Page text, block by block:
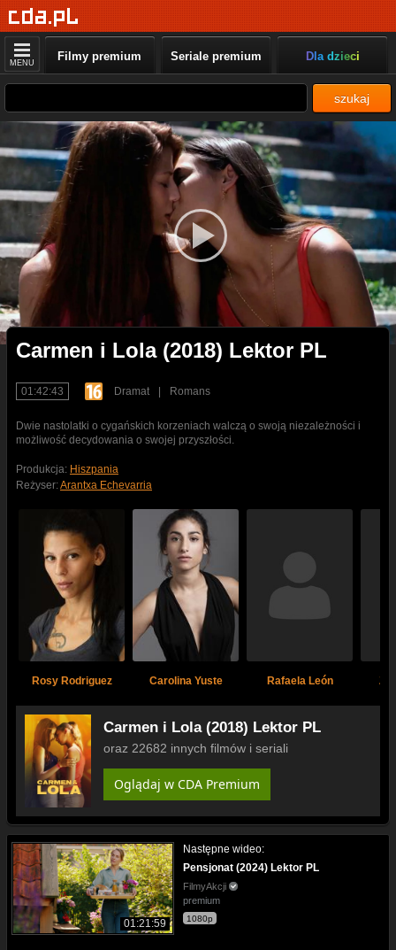
MENU Filmy premium Seriale premium Dla dzieci
szukaj
Carmen i Lola (2018) Lektor PL
01:42:43 Dramat Romans
Dwie nastolatki o cygańskich korzeniach walczą o swoją niezależności i
możliwość decydowania o swojej przyszłości.
Produkcja: Hiszpania
Reżyser:Arantxa Echevarria
Rosy Rodriguez Carolina Yuste Rafaela León
Carmen i Lola (2018) Lektor PL
oraz 22682 innych filmów i seriali
Oglądaj w CDA Premium
01:21:59
Następne wideo:
Pensjonat (2024) Lektor PL
FilmyAkcji
premium
1080p